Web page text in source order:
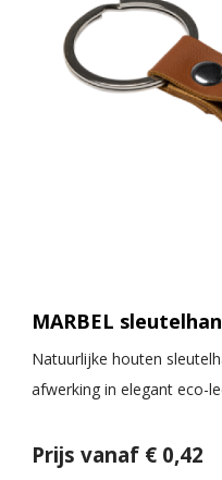
MARBEL
Natuurlijke houten
afwerking in elegant eco-
Prijs vanaf € 0,42